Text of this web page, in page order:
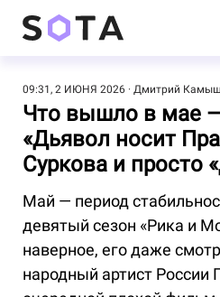
09:31, 2 ИЮНЯ 2026 Дмитрий
Что вышло в мае
«Дьявол носит
Суркова и просто
Май — период
девятый сезон «Рика и
наверное, его даже
народный артист России